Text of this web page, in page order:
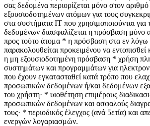
σας δεδομένα περιορίζεται μόνο στον
εξουσιοδοτημένων ατόμων για τους
στα συστήματα IT που χρησιμοποιούνται για
δεδομένων διασφαλίζεται η πρόσβαση μόνο
προς τούτο άτομα * η πρόσβαση στα εν
παρακολουθείται προκειμένου να
η μη εξουσιοδοτημένη πρόσβαση * χρήση
συστημάτων και προγραμμάτων για
που έχουν εγκατασταθεί κατά τρόπο που
προσωπικών δεδομένων ή/και δεδομένων
του χρήστη· * υιοθέτηση επιμέρους
προσωπικών δεδομένων και ασφαλούς
τους· * περιοδικός έλεγχος (ανά 5ετία) και
ενεργών λογαριασμών.